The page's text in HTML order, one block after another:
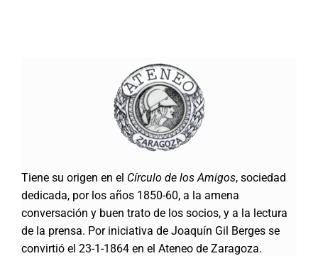
Tiene su origen en el Círculo de los Amigos, sociedad
dedicada, por los años 1850-60, a la amena
conversación y buen trato de los socios, y a la lectura
de la prensa. Por iniciativa de Joaquín Gil Berges se
convirtió el 23-1-1864 en el Ateneo de Zaragoza.